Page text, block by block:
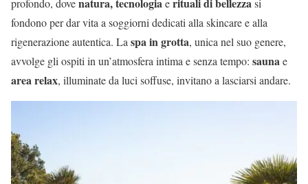
profondo, dove
e
si
fondono per dar vita a soggiorni dedicati alla skincare e alla
rigenerazione autentica. La spa in grotta, unica nel suo genere,
avvolge gli ospiti in un’atmosfera intima e senza tempo: saunae
area relax, illuminate da luci soffuse, invitano a lasciarsi andare.